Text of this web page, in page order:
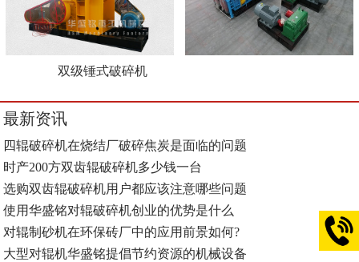
双级锤式破碎机
最新资讯
四辊破碎机在烧结厂破碎焦炭是面临的问题
时产200方双齿辊破碎机多少钱一台
选购双齿辊破碎机用户都应该注意哪些问题
使用华盛铭对辊破碎机创业的优势是什么
对辊制砂机在环保砖厂中的应用前景如何?
大型对辊机华盛铭提倡节约资源的机械设备